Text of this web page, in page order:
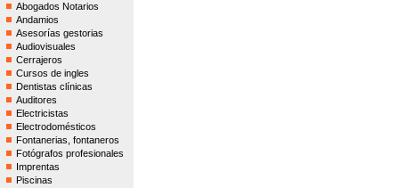
Abogados Notarios
Andamios
Asesorías gestorias
Audiovisuales
Cerrajeros
Cursos de ingles
Dentistas clínicas
Auditores
Electricistas
Electrodomésticos
Fontanerias, fontaneros
Fotógrafos profesionales
Imprentas
Piscinas